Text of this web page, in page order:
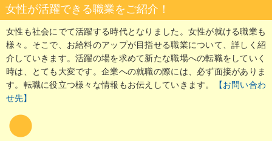
女性が活躍できる職業をご紹介！
女性も社会にでて活躍する時代となりました。女性が就ける職業も
様々。そこで、お給料のアップが目指せる職業について、詳しく紹
介していきます。活躍の場を求めて新たな職場への転職をしていく
時は、とても大変です。企業への就職の際には、必ず面接がありま
す。転職に役立つ様々な情報もお伝えしていきます。
【お問い合わ
せ先】